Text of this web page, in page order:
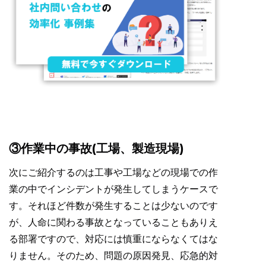
③作業中の事故(工場、製造現場)
次にご紹介するのは工事や工場などの現場での作
業の中でインシデントが発生してしまうケースで
す。それほど件数が発生することは少ないのです
が、人命に関わる事故となっていることもありえ
る部署ですので、対応には慎重にならなくてはな
りません。そのため、問題の原因発見、応急的対